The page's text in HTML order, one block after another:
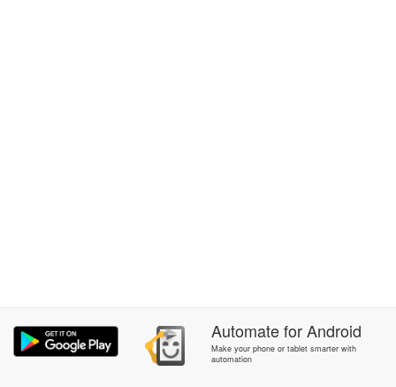
AutomateforAndroid
Make your phone or tablet smarter with
automation